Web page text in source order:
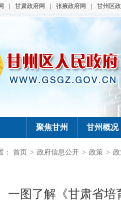
甘肃政府网 张掖政府网 甘州区
聚焦甘州 甘州概况
： 首页 > 政府信息公开 > 政策 >
一图了解《甘肃省培